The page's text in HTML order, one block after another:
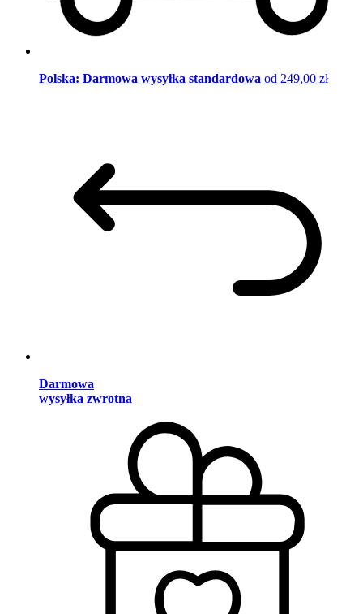
Polska: Darmowa wysyłka standardowa od 249,00 zł
Darmowa
wysyłka zwrotna